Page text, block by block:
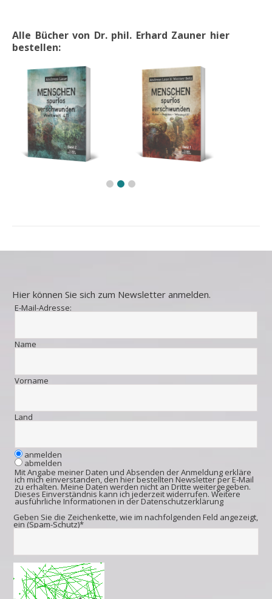
Alle Bücher von Dr. phil. Erhard Zauner hier
bestellen:
Hier können Sie sich zum Newsletter anmelden.
E-Mail-Adresse:
Name
Vorname
Land
anmelden
abmelden
Mit Angabe meiner Daten und Absenden der Anmeldung erkläre
ich mich einverstanden, den hier bestellten Newsletter per E-Mail
zu erhalten. Meine Daten werden nicht an Dritte weitergegeben.
Dieses Einverständnis kann ich jederzeit widerrufen. Weitere
ausführliche Informationen in der Datenschutzerklärung
Geben Sie die Zeichenkette, wie im nachfolgenden Feld angezeigt,
ein (Spam-Schutz)*